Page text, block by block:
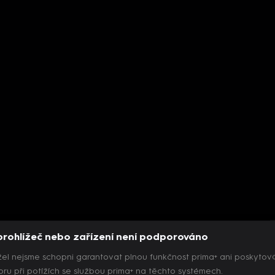
nebo zařízení není podporováno
nejsme schopni garantovat plnou funkčnost prima+ ani
při potížích se službou prima+ na těchto systémech.